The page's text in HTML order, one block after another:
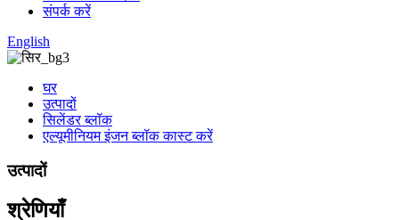
संपर्क करें
English
घर
उत्पादों
सिलेंडर ब्लॉक
एल्यूमीनियम इंजन ब्लॉक कास्ट करें
उत्पादों
श्रेणियाँ